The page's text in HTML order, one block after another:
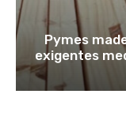
Pymes
exigentes